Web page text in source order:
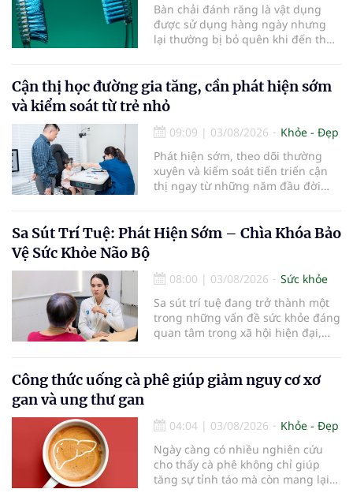
Bàn chải đánh răng là vật dụng
được sử dụng hàng ngày nhưng
lại thường bị bỏ quên khi đến thời
bàn chải quá lâu có thể làm giảm
hiệu quả làm sạch và ảnh hưởng
đến sức khỏe răng miệng...
Cận thị học đường gia tăng, cần phát hiện sớm
và kiểm soát từ trẻ nhỏ
09:09 | 03/08/2026
Khỏe - Đẹp
Phát hiện sớm, theo dõi thường
xuyên và kiểm soát tiến triển cận
thị ngay từ những năm đầu đời
trẻ. Đây cũng là định hướng của
Trung tâm Nhãn nhi và Kiểm soát
Đô đưa vào hoạt động ngày 1/8.
Sa Sút Trí Tuệ: Phát Hiện Sớm – Chìa Khóa Bảo
Vệ Sức Khỏe Não Bộ
08:00 | 03/08/2026
Sức khỏe
Sa sút trí tuệ đang trở thành một
trong những vấn đề sức khỏe đáng
quan tâm trong xã hội hiện đại,
triệu người trên thế giới đang
sống chung với bệnh, trong đó
70% trường hợp.
Công thức uống cà phê giúp giảm nguy cơ xơ
gan và ung thư gan
04:04 | 03/08/2026
Khỏe - Đẹp
Ngày càng có nhiều nghiên cứu
cho thấy cà phê không chỉ giúp
tăng sự tỉnh táo mà còn mang lại